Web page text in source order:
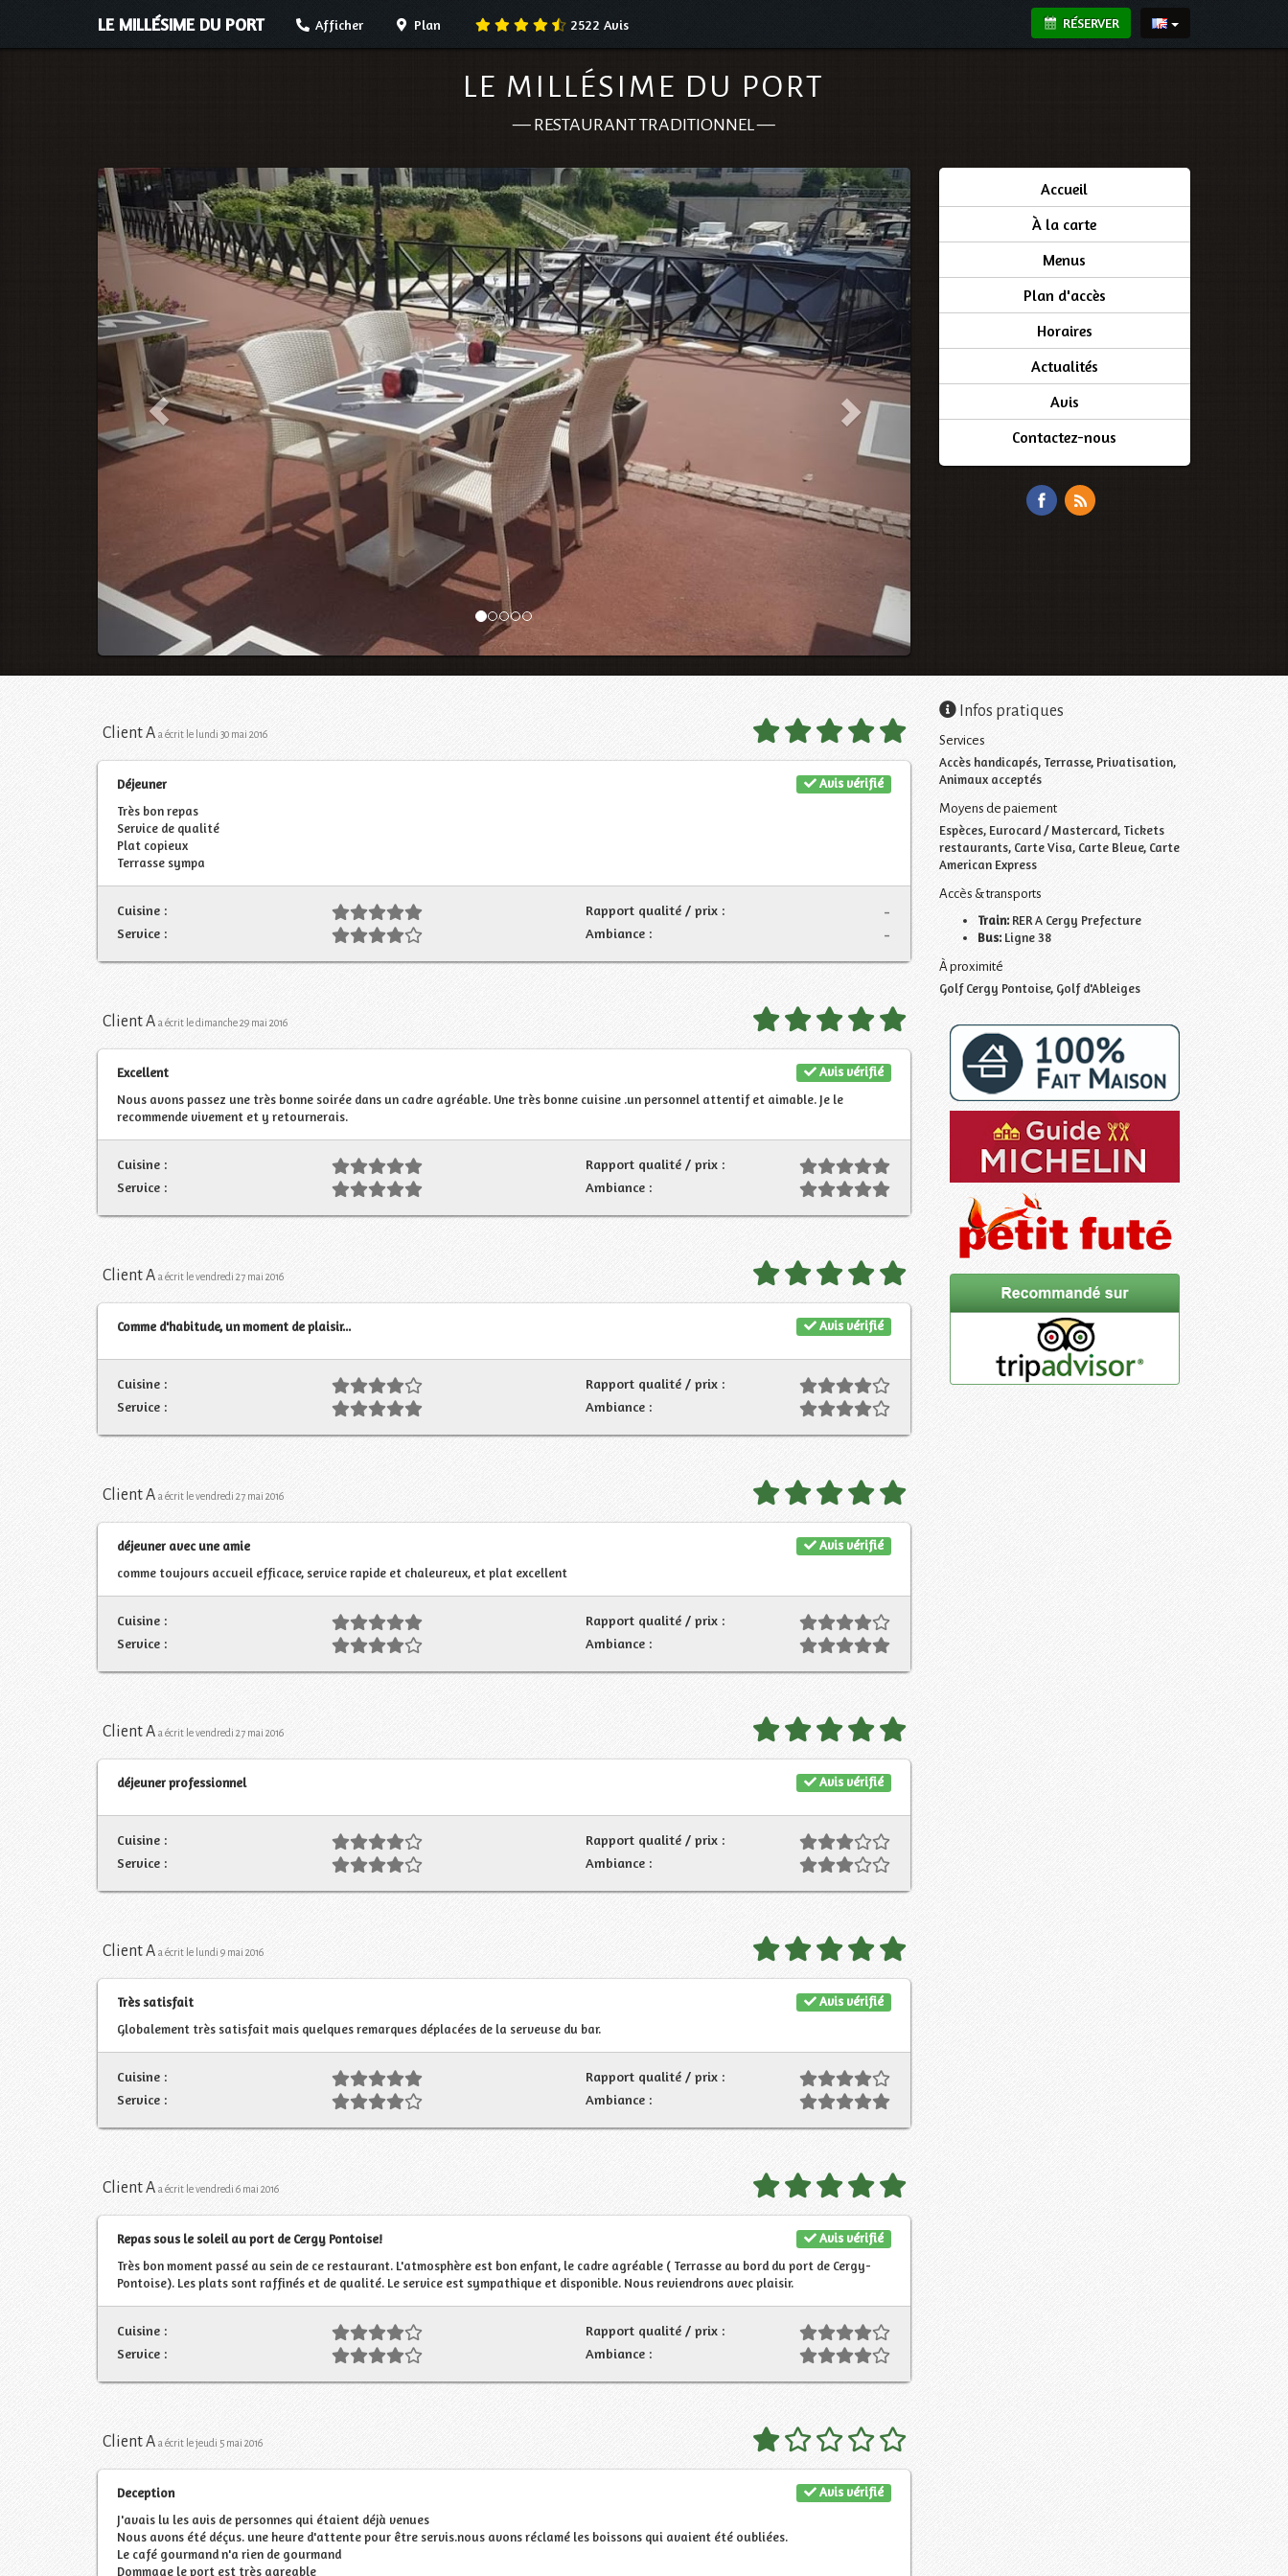
RÉSERVER
LE MILLÉSIME DU PORT Afficher Plan 2522 Avis
LE MILLÉSIME DU PORT
— RESTAURANT TRADITIONNEL—
Accueil
À la carte
Menus
Plan d'accès
Horaires
Actualités
Avis
Contactez-nous
Client A a écrit le lundi 30 mai 2016
Avis vérifié
Déjeuner
Très bon repas
Service de qualité
Plat copieux
Terrasse sympa
Cuisine : -
Rapport qualité / prix :
Service :
-
Ambiance :
Client A a écrit le dimanche 29 mai 2016
Avis vérifié
Excellent
Nous avons passez une très bonne soirée dans un cadre agréable. Une très bonne cuisine .un personnel attentif et aimable. Je le
recommende vivement et y retournerais.
Cuisine :
Rapport qualité / prix :
Service :
Ambiance :
Client A a écrit le vendredi 27 mai 2016
Avis vérifié
Comme d'habitude, un moment de plaisir...
Cuisine :
Rapport qualité / prix :
Service :
Ambiance :
Client A a écrit le vendredi 27 mai 2016
Avis vérifié
déjeuner avec une amie
comme toujours accueil efficace, service rapide et chaleureux, et plat excellent
Cuisine :
Rapport qualité / prix :
Service :
Ambiance :
Client A a écrit le vendredi 27 mai 2016
Avis vérifié
déjeuner professionnel
Cuisine :
Rapport qualité / prix :
Service :
Ambiance :
Client A a écrit le lundi 9 mai 2016
Avis vérifié
Très satisfait
Globalement très satisfait mais quelques remarques déplacées de la serveuse du bar.
Cuisine :
Rapport qualité / prix :
Service :
Ambiance :
Client A a écrit le vendredi 6 mai 2016
Avis vérifié
Repas sous le soleil au port de Cergy Pontoise!
Très bon moment passé au sein de ce restaurant. L'atmosphère est bon enfant, le cadre agréable ( Terrasse au bord du port de Cergy-
Pontoise). Les plats sont raffinés et de qualité. Le service est sympathique et disponible. Nous reviendrons avec plaisir.
Cuisine :
Rapport qualité / prix :
Service :
Ambiance :
Client A a écrit le jeudi 5 mai 2016
Avis vérifié
Deception
J'avais lu les avis de personnes qui étaient déjà venues
Nous avons été déçus. une heure d'attente pour être servis.nous avons réclamé les boissons qui avaient été oubliées.
Le café gourmand n'a rien de gourmand
Dommage le port est très agreable
Infos pratiques
Services
Accès handicapés, Terrasse, Privatisation,
Animaux acceptés
Moyens de paiement
Espèces, Eurocard / Mastercard, Tickets
restaurants, Carte Visa, Carte Bleue, Carte
American Express
Accès & transports
Train:RER A Cergy Prefecture
Bus:Ligne 38
À proximité
Golf Cergy Pontoise, Golf d'Ableiges